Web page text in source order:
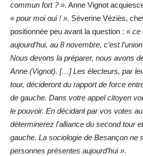
commun fort ? ». Anne Vignot
« pour moi oui ! ». Séverine Véziès,
positionnée peu avant la question : « ce
aujourd’hui, au 8 novembre, c’est
Nous devons la préparer, nous avons
Anne (Vignot). […] Les électeurs, par
tour, décideront du rapport de force
de gauche. Dans votre appel citoyen
le pouvoir. En décidant par vos votes
déterminerez l’alliance du second tour
gauche. La sociologie de Besançon ne
personnes présentes aujourd’hui ».